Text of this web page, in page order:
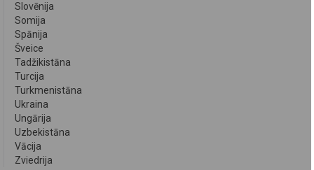
Slovēnija
Somija
Spānija
Šveice
Tadžikistāna
Turcija
Turkmenistāna
Ukraina
Ungārija
Uzbekistāna
Vācija
Zviedrija